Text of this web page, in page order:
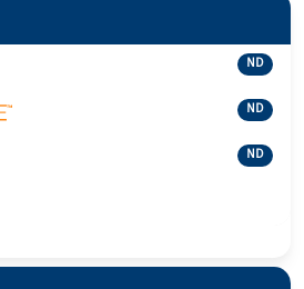
ND
ND
ND